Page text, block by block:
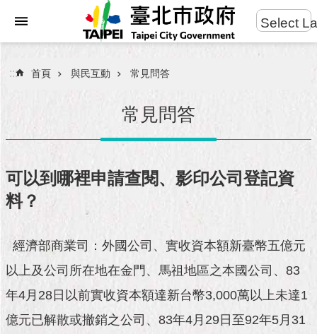
進
搜
民
服
務
市
府
團
隊
市
Select
::: 首頁 與民互動 常見問答
常見問答
可以到哪裡申請查閱、影印公司登記資
料？
經濟部商業司：外國公司、實收資本額新臺幣五億元
以上及公司所在地在金門、馬祖地區之本國公司、83
年4月28日以前實收資本額達新台幣3,000萬以上未達1
億元已解散或撤銷之公司、83年4月29日至92年5月31